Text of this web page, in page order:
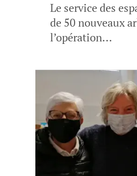
Le service des
de 50 nouveaux
l’opération...